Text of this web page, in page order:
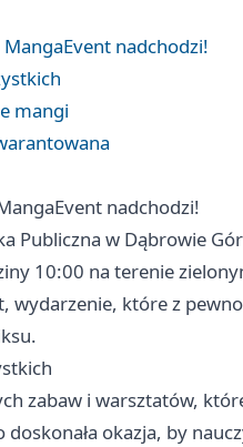
nadchodzi!
mangi
nadchodzi!
Publiczna w Dąbrowie
10:00 na terenie
wydarzenie, które z
zabaw i warsztatów,
okazja, by